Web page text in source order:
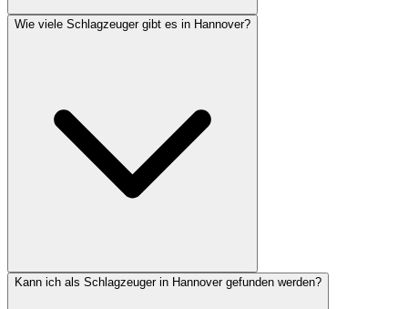
Wie viele Schlagzeuger gibt es in Hannover?
Kann ich als Schlagzeuger in Hannover gefunden werden?